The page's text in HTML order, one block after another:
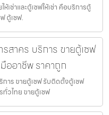
ช่าและตู้เซฟให้เช่า คือบริการตู้
ตู้เซฟ.
สาคร บริการ ขายตู้เซฟ
อาชีพ ราคาถูก
าร ขายตู้เซฟ รับติดตั้งตู้เซฟ
วไทย ขายตู้เซฟ